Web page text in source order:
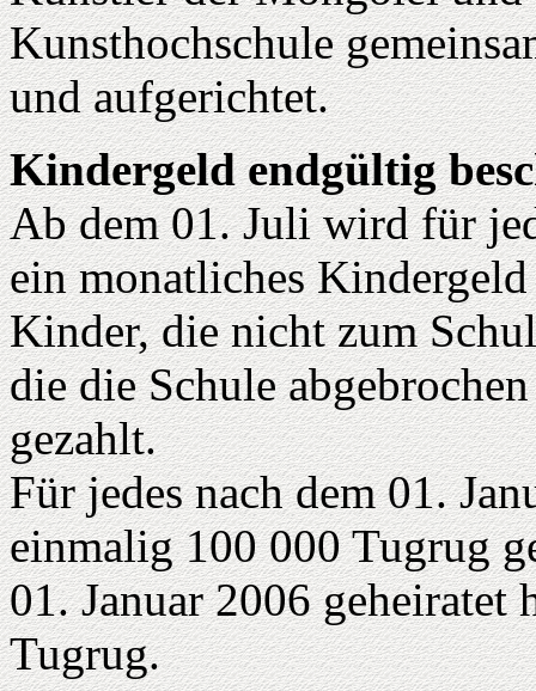
Kunsthochschule
und aufgerichtet.
Kindergeld endgültig
Ab dem 01. Juli wird für
ein monatliches
Kinder, die nicht zum
die die Schule
gezahlt.
Für jedes nach dem 01.
einmalig 100 000 Tugrug
01. Januar 2006
Tugrug.